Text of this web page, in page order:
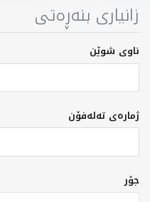
زانیاری بنەڕەتی
ناوی شوێن
ژمارەی تەلەفۆن
جۆر